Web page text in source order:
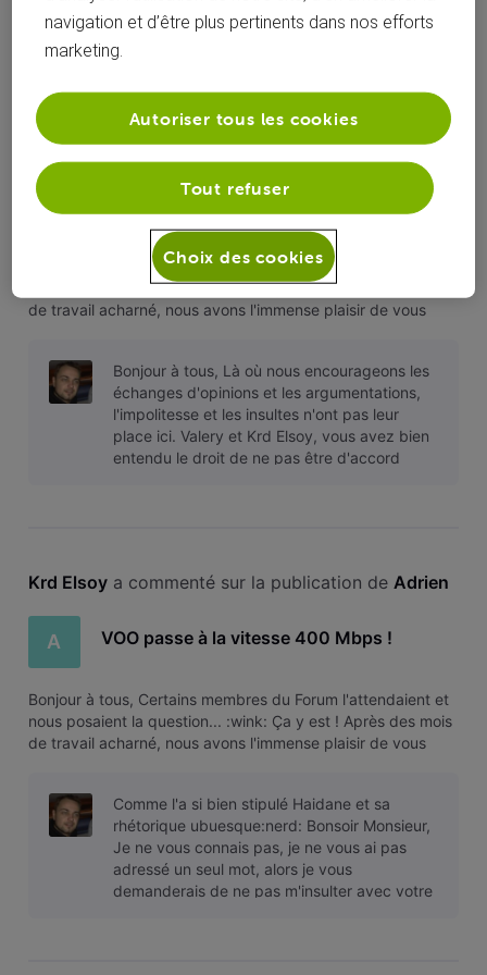
VOO.
Krd Elsoy a commenté sur la publication de Adrien
A
Bonjour à tous, Certains membres du Forum l'attendaient et
nous posaient la question... :wink: Ça y est ! Après des mois
de travail acharné, nous avons l'immense plaisir de vous
premiers
Bonjour à tous, Là où nous encourageons les
échanges d'opinions et les argumentations,
l'impolitesse et les insultes n'ont pas leur
place ici. Valery et Krd Elsoy, vous avez bien
entendu le droit de ne pas être d'accord
Krd Elsoy a commenté sur la publication de Adrien
A VOO passe à la vitesse 400 Mbps !
Bonjour à tous, Certains membres du Forum l'attendaient et
nous posaient la question... :wink: Ça y est ! Après des mois
de travail acharné, nous avons l'immense plaisir de vous
premiers
Comme l'a si bien stipulé Haidane et sa
rhétorique ubuesque:nerd: Bonsoir Monsieur,
Je ne vous connais pas, je ne vous ai pas
adressé un seul mot, alors je vous
demanderais de ne pas m'insulter avec votre
navigation et d’être plus pertinents dans nos efforts
marketing.
Tout refuser
Autoriser tous les cookies
Choix des cookies